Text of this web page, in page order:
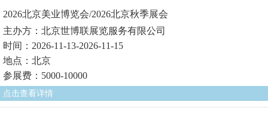
2026北京美业博览会/2026北京秋季展会
主办方：北京世博联展览服务有限公司
时间：2026-11-13-2026-11-15
地点：北京
参展费：5000-10000
点击查看详情